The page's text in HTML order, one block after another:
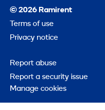
© 2026 Ramirent
Terms of use
Privacy notice
Report abuse
Report a security issue
Manage cookies